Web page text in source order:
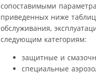
сопоставимыми
приведенных ниже
обслуживания,
следующим категориям:
защитные и
специальные